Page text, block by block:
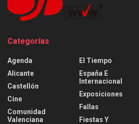
Categorías
Agenda
Alicante
Castellón
Cine
Comunidad
Valenciana
El Tiempo
España E
Internacional
Exposiciones
Fallas
Fiestas Y